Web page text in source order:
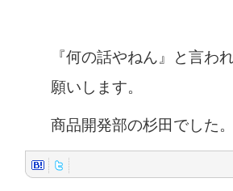
『何の話やねん』と言わ
願いします。
商品開発部の杉田でした。